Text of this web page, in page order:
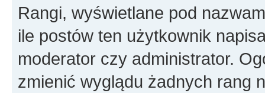
Rangi, wyświetlane pod
ile postów ten użytkownik
moderator czy administrator.
zmienić wyglądu żadnych rang